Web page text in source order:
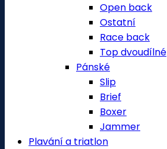
Open back
Ostatní
Race back
Top dvoudílné
Pánské
Slip
Brief
Boxer
Jammer
Plavání a triatlon